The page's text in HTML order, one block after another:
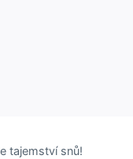
tajemství snů!